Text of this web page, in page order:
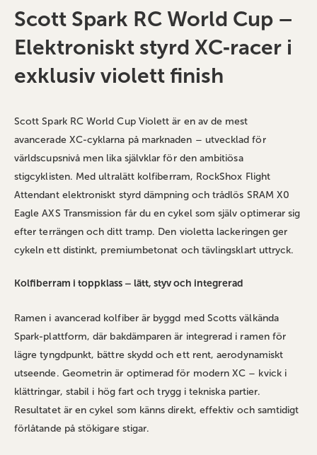
Scott Spark RC World Cup –
Elektroniskt styrd XC‑racer i
exklusiv violett finish
Scott Spark RC World Cup Violett är en av de mest
avancerade XC‑cyklarna på marknaden – utvecklad för
världscupsnivå men lika självklar för den ambitiösa
stigcyklisten. Med ultralätt kolfiberram, RockShox Flight
Attendant elektroniskt styrd dämpning och trådlös SRAM X0
Eagle AXS Transmission får du en cykel som själv optimerar sig
efter terrängen och ditt tramp. Den violetta lackeringen ger
cykeln ett distinkt, premiumbetonat och tävlingsklart uttryck.
Kolfiberram i toppklass – lätt, styv och integrerad
Ramen i avancerad kolfiber är byggd med Scotts välkända
Spark‑plattform, där bakdämparen är integrerad i ramen för
lägre tyngdpunkt, bättre skydd och ett rent, aerodynamiskt
utseende. Geometrin är optimerad för modern XC – kvick i
klättringar, stabil i hög fart och trygg i tekniska partier.
Resultatet är en cykel som känns direkt, effektiv och samtidigt
förlåtande på stökigare stigar.